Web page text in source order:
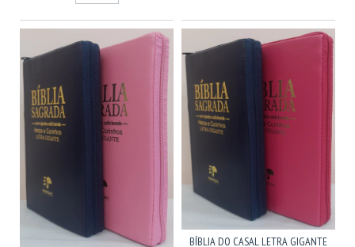
BÍBLIA DO CASAL LETRA GIGANTE